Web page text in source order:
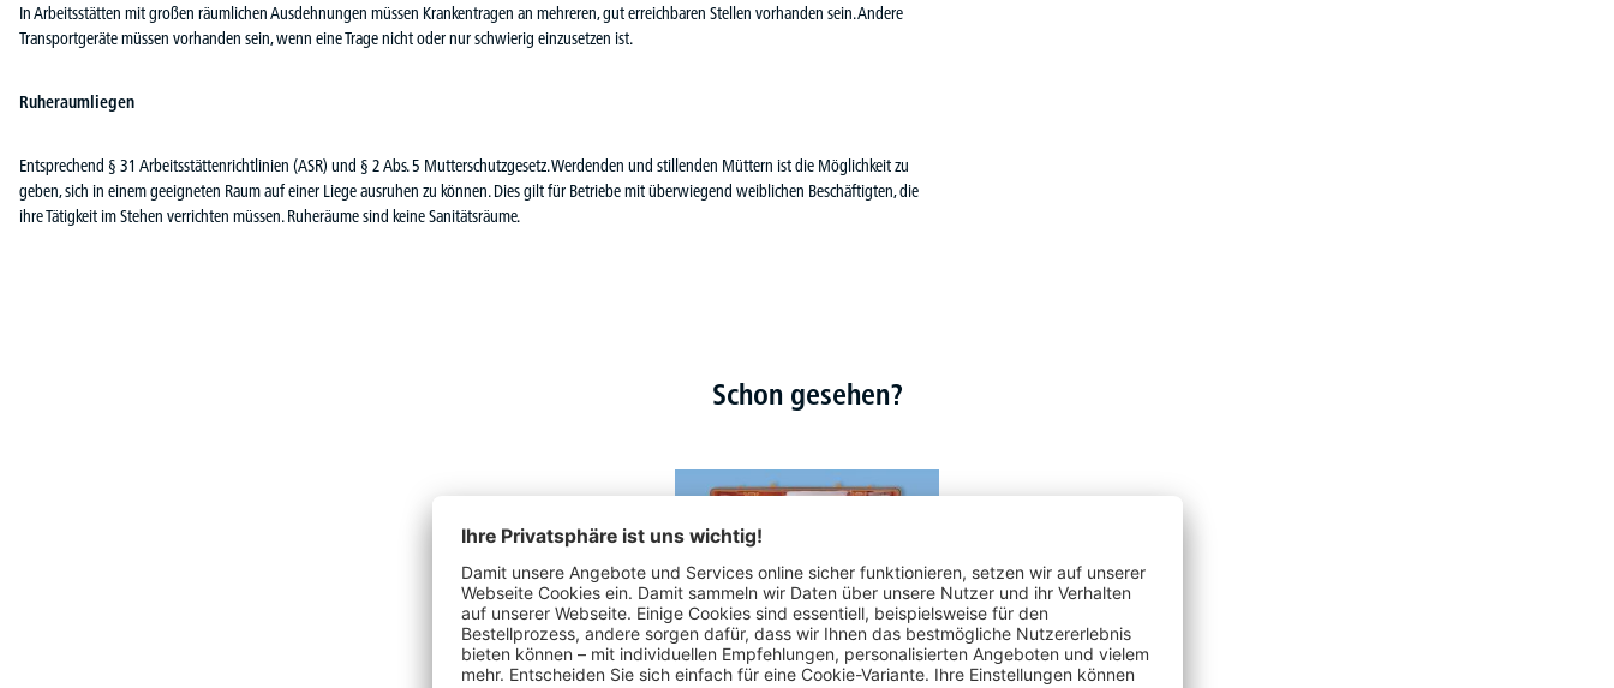
In Arbeitsstätten mit großen räumlichen Ausdehnungen müssen Krankentragen an mehreren, gut erreichbaren Stellen vorhanden sein. Andere
Transportgeräte müssen vorhanden sein, wenn eine Trage nicht oder nur schwierig einzusetzen ist.
Ruheraumliegen
Entsprechend § 31 Arbeitsstättenrichtlinien (ASR) und § 2 Abs. 5 Mutterschutzgesetz. Werdenden und stillenden Müttern ist die Möglichkeit zu
geben, sich in einem geeigneten Raum auf einer Liege ausruhen zu können. Dies gilt für Betriebe mit überwiegend weiblichen Beschäftigten, die
ihre Tätigkeit im Stehen verrichten müssen. Ruheräume sind keine Sanitätsräume.
Schon gesehen?